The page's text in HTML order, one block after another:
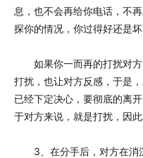
息，也不会再给你电话，不
探你的情况，你过得好还是
如果你一而再的打扰对方
打扰，也让对方反感，于是
已经下定决心，要彻底的离
于对方来说，就是打扰，因
3、在分手后，对方在消